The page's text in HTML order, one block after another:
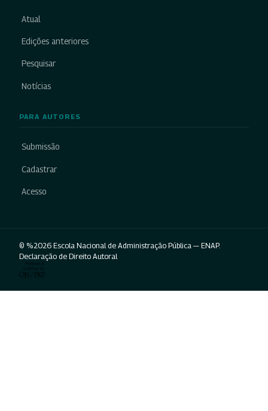
Atual
Edições anteriores
Pesquisar
Notícias
PARA AUTORES
Submissão
Cadastrar
Acesso
© %2026 Escola Nacional de Administração Pública — ENAP.
Declaração de Direito Autoral